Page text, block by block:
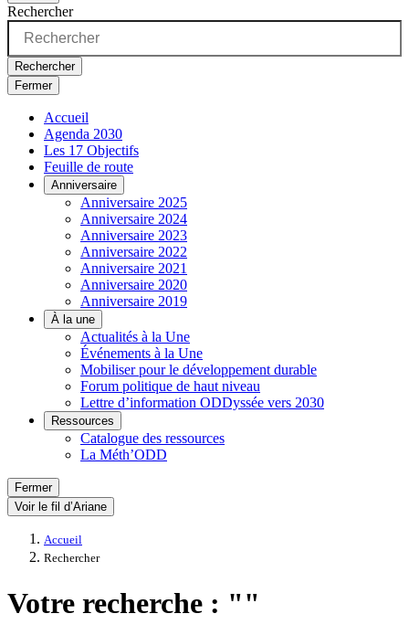
Rechercher
Rechercher
Fermer
Accueil
Agenda 2030
Les 17 Objectifs
Feuille de route
Anniversaire
Anniversaire 2025
Anniversaire 2024
Anniversaire 2023
Anniversaire 2022
Anniversaire 2021
Anniversaire 2020
Anniversaire 2019
À la une
Actualités à la Une
Événements à la Une
Mobiliser pour le développement durable
Forum politique de haut niveau
Lettre d’information ODDyssée vers 2030
Ressources
Catalogue des ressources
La Méth’ODD
Fermer
Voir le fil d’Ariane
Accueil
Rechercher
Votre recherche : ""